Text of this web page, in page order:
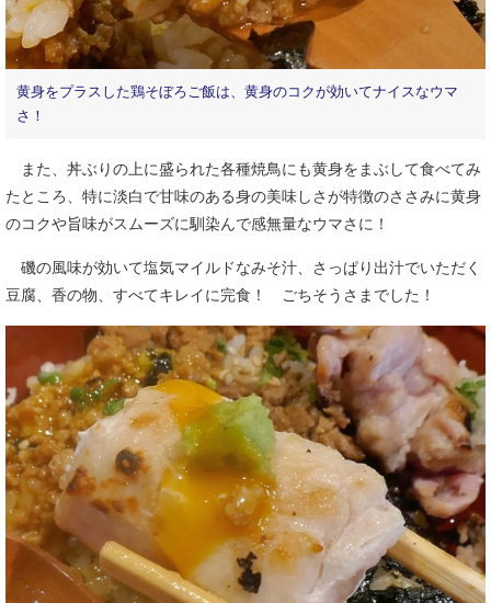
黄身をプラスした鶏そぼろご飯は、黄身のコクが効いてナイスなウマ
さ！
また、丼ぶりの上に盛られた各種焼鳥にも黄身をまぶして食べてみ
たところ、特に淡白で甘味のある身の美味しさが特徴のささみに黄身
のコクや旨味がスムーズに馴染んで感無量なウマさに！
磯の風味が効いて塩気マイルドなみそ汁、さっぱり出汁でいただく
豆腐、香の物、すべてキレイに完食！ ごちそうさまでした！